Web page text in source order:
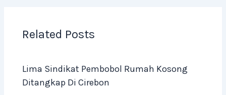
Related Posts
Lima Sindikat Pembobol Rumah Kosong
Ditangkap Di Cirebon